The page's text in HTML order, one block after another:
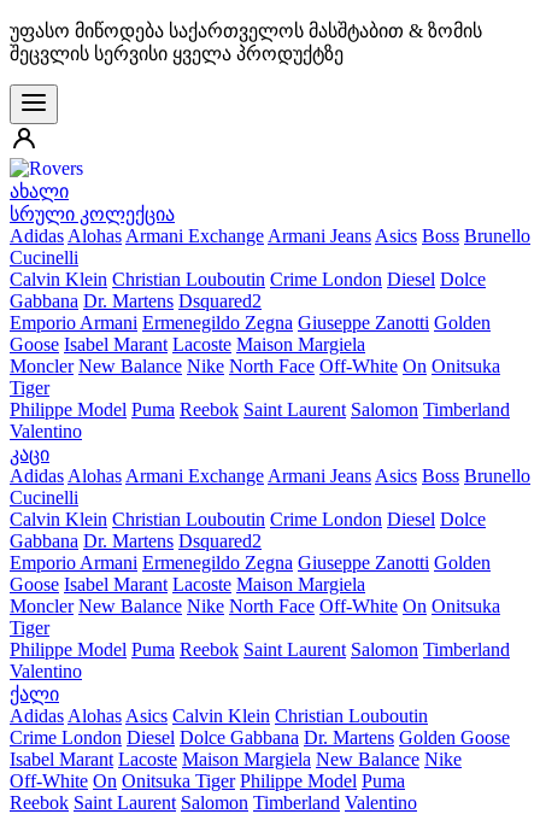
უფასო მიწოდება საქართველოს მასშტაბით & ზომის
შეცვლის სერვისი ყველა პროდუქტზე
ახალი
სრული კოლექცია
Adidas Alohas Armani Exchange Armani Jeans Asics Boss Brunello
Cucinelli
Calvin Klein Christian Louboutin Crime London Diesel Dolce
Gabbana Dr. Martens Dsquared2
Emporio Armani Ermenegildo Zegna Giuseppe Zanotti Golden
Goose Isabel Marant Lacoste Maison Margiela
Moncler New Balance Nike North Face Off-White On Onitsuka
Tiger
Philippe Model Puma Reebok Saint Laurent Salomon Timberland
Valentino
კაცი
Adidas Alohas Armani Exchange Armani Jeans Asics Boss Brunello
Cucinelli
Calvin Klein Christian Louboutin Crime London Diesel Dolce
Gabbana Dr. Martens Dsquared2
Emporio Armani Ermenegildo Zegna Giuseppe Zanotti Golden
Goose Isabel Marant Lacoste Maison Margiela
Moncler New Balance Nike North Face Off-White On Onitsuka
Tiger
Philippe Model Puma Reebok Saint Laurent Salomon Timberland
Valentino
ქალი
Adidas Alohas Asics Calvin Klein Christian Louboutin
Crime London Diesel Dolce Gabbana Dr. Martens Golden Goose
Isabel Marant Lacoste Maison Margiela New Balance Nike
Off-White On Onitsuka Tiger Philippe Model Puma
Reebok Saint Laurent Salomon Timberland Valentino